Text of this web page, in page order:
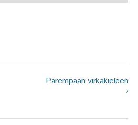
Parempaan virkakieleen
›